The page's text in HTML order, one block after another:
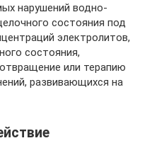
нарушений водно-
состояния под
электролитов,
состояния,
или терапию
развивающихся на